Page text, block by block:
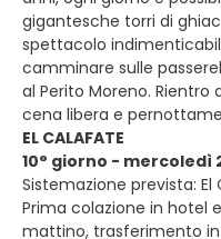
gigantesche torri di
spettacolo
camminare sulle
al Perito Moreno.
cena libera e
EL CALAFATE
10° giorno - mercoledì
Sistemazione prevista:
Prima colazione in hotel
mattino, trasferimento